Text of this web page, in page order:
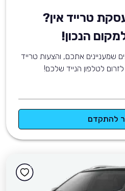
טרייד אין?
הנכון!
שמעניינים אתכם, והצעות טרייד
לזרום לטלפון הנייד שלכם!
להתקדם